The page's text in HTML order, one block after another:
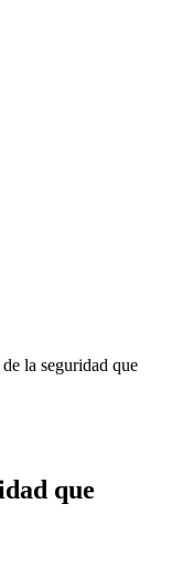
la seguridad que
que